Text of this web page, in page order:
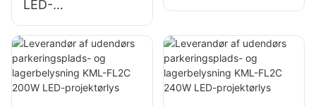
LED-
projektørleverandø
r til udendørs
billboards og store
skiltebelysninger
udendørs væg- og